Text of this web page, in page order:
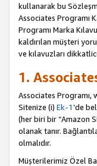
kullanarak bu
Associates Programı
Programı Marka
kaldırılan müşteri
ve kılavuzları
1.
Associates Programı,
Sitenize (i) Ek-1’de
(her biri bir “Amazon
olanak tanır.
olmalıdır.
Müşterilerimiz Özel